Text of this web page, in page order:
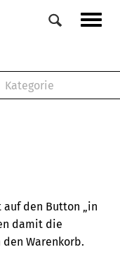
Kategorie
Buch
den Button „in
damit die
Warenkorb.